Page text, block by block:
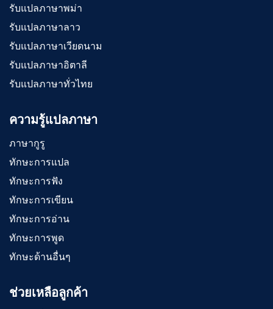
รับแปลภาษาพม่า
รับแปลภาษาลาว
รับแปลภาษาเวียดนาม
รับแปลภาษาอิตาลี
รับแปลภาษาทั่วไทย
ความรู้แปลภาษา
ภาษากูรู
ทักษะการแปล
ทักษะการฟัง
ทักษะการเขียน
ทักษะการอ่าน
ทักษะการพูด
ทักษะด้านอื่นๆ
ช่วยเหลือลูกค้า